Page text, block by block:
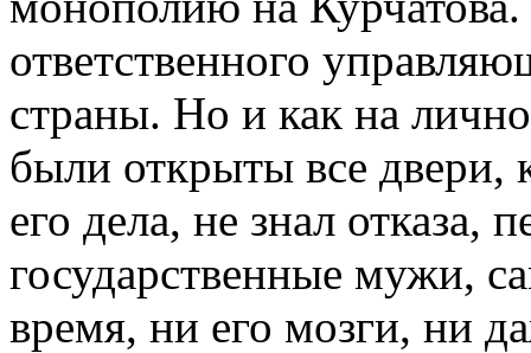
ответственного
страны. Но и как на
были открыты все двери,
его дела, не знал отказа,
государственные мужи,
время, ни его мозги, ни